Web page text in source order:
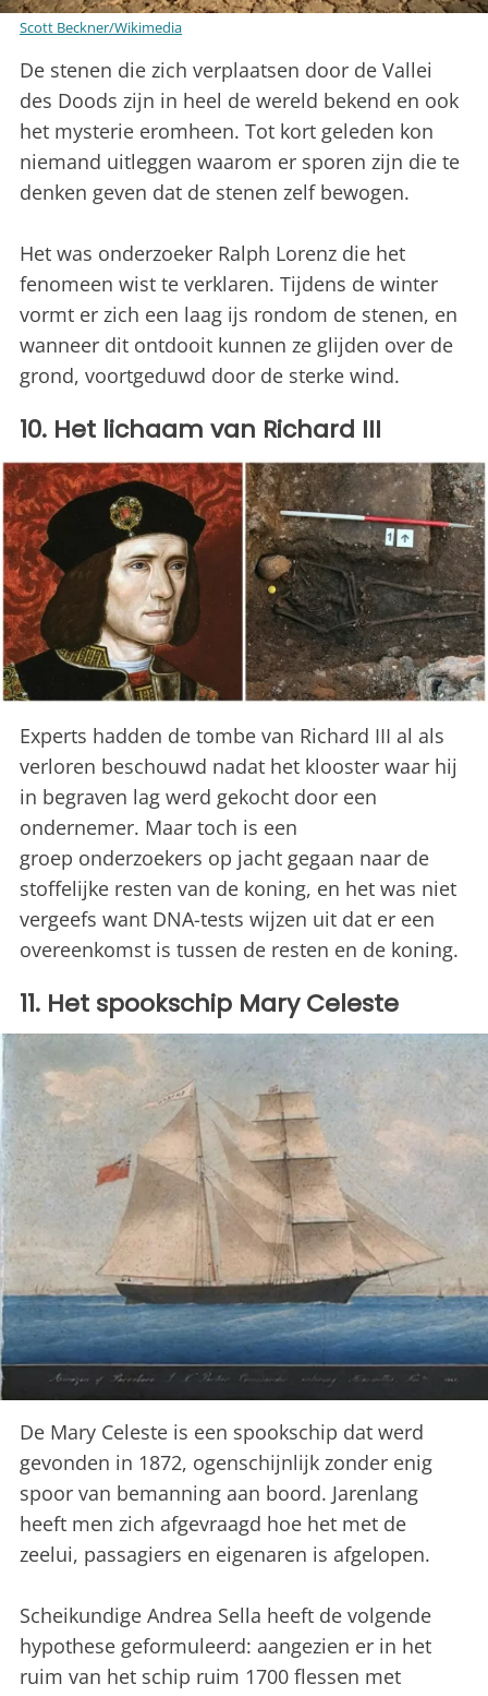
Scott Beckner/Wikimedia
De stenen die zich verplaatsen door de Vallei
des Doods zijn in heel de wereld bekend en ook
het mysterie eromheen. Tot kort geleden kon
niemand uitleggen waarom er sporen zijn die te
denken geven dat de stenen zelf bewogen.
Het was onderzoeker Ralph Lorenz die het
fenomeen wist te verklaren. Tijdens de winter
vormt er zich een laag ijs rondom de stenen, en
wanneer dit ontdooit kunnen ze glijden over de
grond, voortgeduwd door de sterke wind.
10. Het lichaam van Richard III
Experts hadden de tombe van Richard III al als
verloren beschouwd nadat het klooster waar hij
in begraven lag werd gekocht door een
ondernemer. Maar toch is een
groep onderzoekers op jacht gegaan naar de
stoffelijke resten van de koning, en het was niet
vergeefs want DNA-tests wijzen uit dat er een
overeenkomst is tussen de resten en de koning.
11. Het spookschip Mary Celeste
De Mary Celeste is een spookschip dat werd
gevonden in 1872, ogenschijnlijk zonder enig
spoor van bemanning aan boord. Jarenlang
heeft men zich afgevraagd hoe het met de
zeelui, passagiers en eigenaren is afgelopen.
Scheikundige Andrea Sella heeft de volgende
hypothese geformuleerd: aangezien er in het
ruim van het schip ruim 1700 flessen met